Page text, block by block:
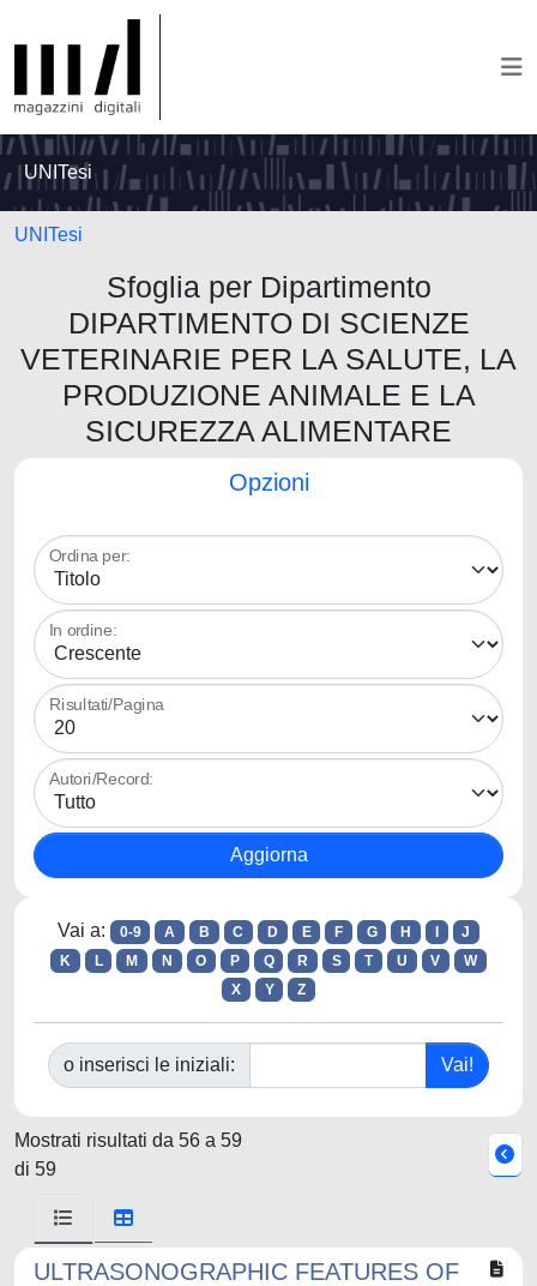
UNITesi
UNITesi
Sfoglia per Dipartimento
DIPARTIMENTO DI SCIENZE
VETERINARIE PER LA SALUTE, LA
PRODUZIONE ANIMALE E LA
SICUREZZA ALIMENTARE
Opzioni
Ordina per:
In ordine:
Risultati/Pagina
Autori/Record:
Vai a: 0-9 A B C D E F G H
J
K
L M N O P Q R S T U V
W
X
Y Z
o inserisci le iniziali:
Mostrati risultati da 56 a 59
di 59
ULTRASONOGRAPHIC FEATURES OF